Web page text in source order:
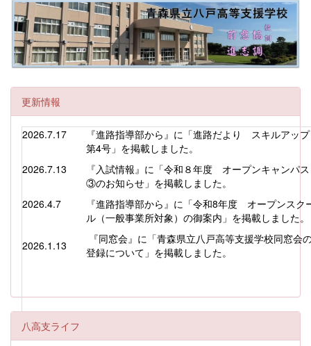
更新情報
2026.7.17
『進路指導部から』に「進路だより ス
第4号」を掲載しました。
2026.7.13
『入試情報』に「令和８年度 オープンキャンパス
③のお知らせ」を掲載しました。
2026.4.7
2026.1.13
『進路指導部から』に「令和8年度 オープンスク
ル（一般事業所対象）の御案内」を掲載しました。
『同窓会』に「青森県立八戸高等支援学校同窓会
登録について」を掲載しました。
八高支ライフ